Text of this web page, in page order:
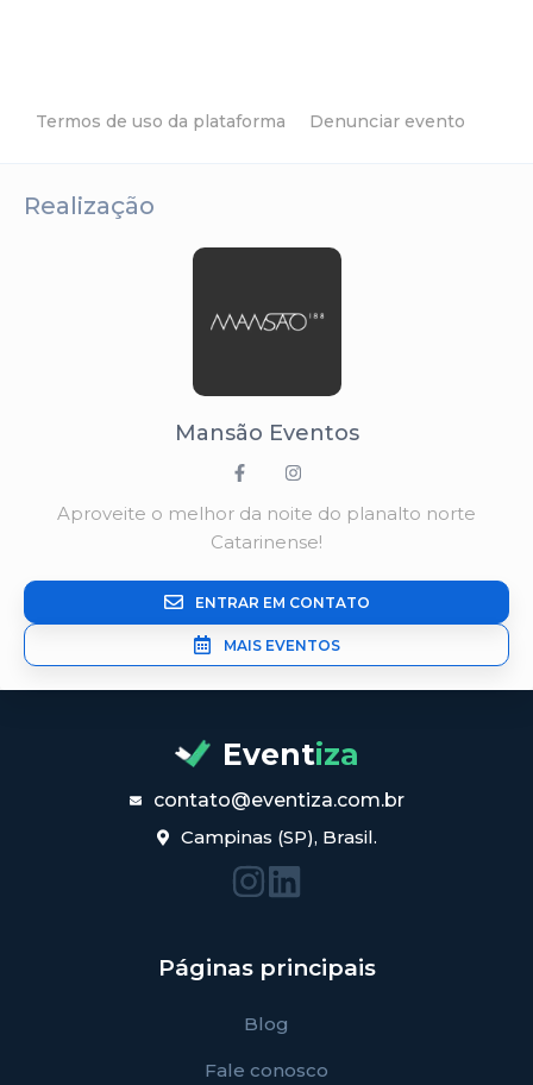
Termos de uso da plataforma Denunciar evento
Realização
Mansão Eventos
Aproveite o melhor da noite do planalto norte
Catarinense!
ENTRAR EM CONTATO
MAIS EVENTOS
Eventiza
contato@eventiza.com.br
Campinas (SP), Brasil.
Páginas principais
Blog
Fale conosco